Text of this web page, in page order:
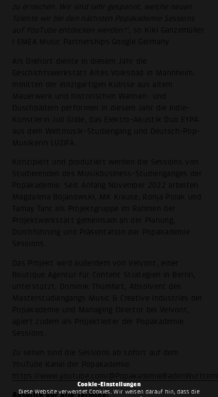
Cookie-Einstellungen
Diese Website verwendet Cookies. Wir weisen darauf hin, dass die
zu erreichen. Wir sind sehr gespannt, welche neuen
Talente wir bei den nächsten Popakademie Sessions
auf YouTube entdecken werden!“
, so Kiki Ganzemüller
I EMEA Music Partnerships Google Germany
Als Drehort diente in diesem Jahr die
Geschichtswerkstatt Altes Volksbad in Mannheim.
Inmitten der einzigartigen Kulisse aus altem
Mauerwerk und historischen Wannen- und
Duschbädern performen in diesem Jahr die Indie-
Künstlerin Juli Gilde, das Elektro-Akustik Duo EYPA
aus dem Weltmusik-Studiengang und Deutsch-Pop-
Musikerin LUZIFA.
Konzipiert und produziert werden die Sessions von
Studierenden des Musikbusiness-Studienganges der
Popakademie. Seit Anfang November 2022 arbeiten
Magdalena Bojanowski, MK Krause, Ronja Polak und
Tamay Tanc als Projektgruppe im Rahmen der
Projektwerkstatt gemeinsam an der Planung,
Durchführung und Präsentation der Popakademie
Sessions.
Das Projekt wird außerdem von Velvont, einer
Boutique Agentur für Content Strategien in Berlin,
unterstützt. Dominik Thumfart, Absolvent des
Masterstudiengangs Music & Creative Industries der
Popakademie und Managing Director bei Velvont,
agiert zudem als Projektleiter der Popakademie
Sessions.
Zu sehen sind die Sessions ab sofort auf dem
YouTube Kanal der Popakademie:
https://www.youtube.com/
Ausblick auf alle Termine: